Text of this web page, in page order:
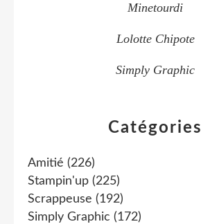
Catégories
Amitié (226)
Stampin'up (225)
Scrappeuse (192)
Simply Graphic (172)
Minetourdi
Lolotte Chipote
Simply Graphic